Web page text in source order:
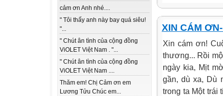
cảm ơn Anh nhé....
" Tôi thấy anh này bay quá siêu!
"...
" Chút ân tình của cộng đồng
ViOLET Việt Nam . "...
" Chút ân tình của cộng đồng
ViOLET Việt Nam ....
Thăm em! Chị Cảm ơn em
Lương Tửu Chúc em...
XIN CÁM
Xin cám ơn!
thương... Rồi
ngày kia, Mịt
gần, dù xa, Dù
trong ta Một trái